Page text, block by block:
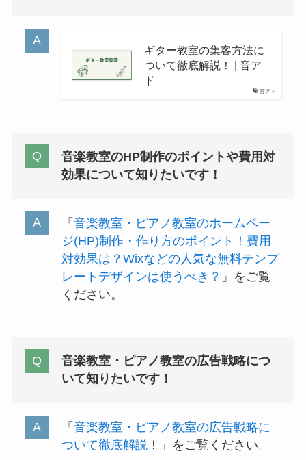
音アド
ギター教室の集客方法に
ついて徹底解説！ | 音ア
ド
音楽教室のHP制作のポイントや費用対
効果について知りたいです！
「 音楽教室・ピアノ教室のホームペー
ジ(HP)制作・作り方のポイント！費用
対効果は？Wixなどの人気な無料テンプ
レートデザインは使うべき？ 」をご覧
ください。
音楽教室・ピアノ教室の広告戦略につ
いて知りたいです！
「 音楽教室・ピアノ教室の広告戦略に
ついて徹底解説！」をご覧ください。